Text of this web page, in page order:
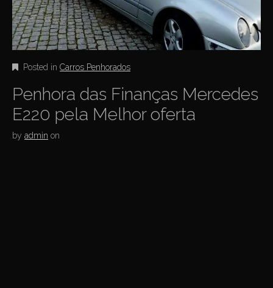
Posted in Carros Penhorados
Penhora das Finanças Mercedes
E220 pela Melhor oferta
by admin on